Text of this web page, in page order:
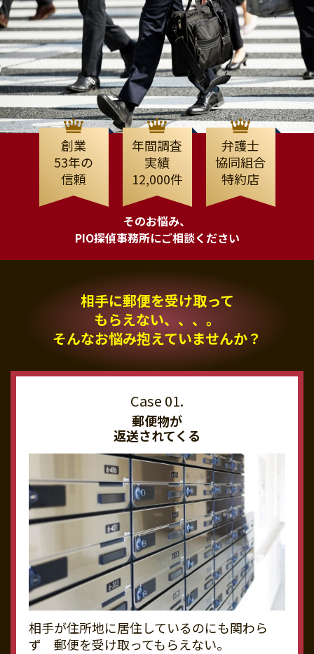
創業
53年の
信頼
年間調査
実績
12,000件
弁護士
協同組合
特約店
そのお悩み、
PIO探偵事務所にご相談ください
相手に郵便を受け取って
もらえない、、、。
そんなお悩み抱えていませんか？
郵便物が
返送されてくる
相手が住所地に居住しているのにも関わら
ず 郵便を受け取ってもらえない。